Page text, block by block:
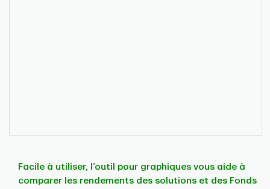
Facile à utiliser, l’outil pour graphiques vous aide à
comparer les rendements des solutions et des Fonds